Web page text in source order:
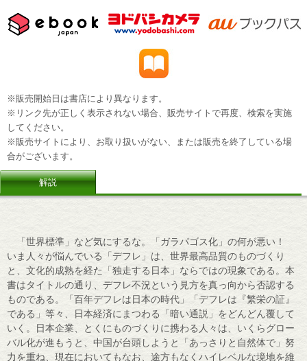
※販売開始日は書店により異なります。
※リンク先が正しく表示されない場合、販売サイトで再度、検索を実施
してください。
※販売サイトにより、お取り扱いがない、または販売を終了している場
合がございます。
解説
「世界標準」など気にするな。「ガラパゴス化」の何が悪い！
いま人々が悩んでいる「デフレ」は、世界最高品質のものづくり
と、文化的成熟を経た「独走する日本」ならではの現象である。本
書はタイトルの通り、デフレ不況という見方を真っ向から否認する
ものである。「百年デフレは日本の時代」「デフレは『繁栄の証』
である」等々、日本経済にまつわる「暗い通説」をどんどん覆して
いく。日本企業、とくにものづくりに携わる人々は、いくらグロー
バル化が進もうと、中国が台頭しようと「あっさりと自然体で」努
力を重ね、現在においてもなお、途方もなくハイレベルな境地を維